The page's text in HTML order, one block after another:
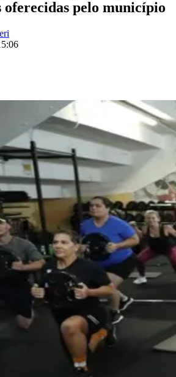
placares e tabelas
League e mais. Placar em tempo
esportivas.
Esportes ao Vivo
Trânsito em Tempo Real
Vagas de Emprego
Empresas
min de leitura
reúne atividades
no sábado (30)
à população
oferecidas pelo município